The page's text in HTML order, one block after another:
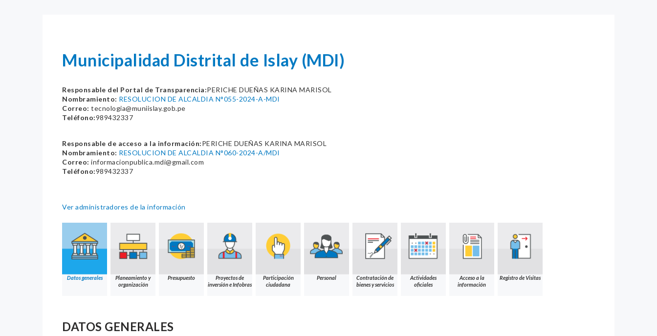
Municipalidad Distrital de Islay (MDI)
Responsable del Portal de Transparencia:PERICHE DUEÑAS KARINA MARISOL
Nombramiento: RESOLUCION DE ALCALDIA N°055-2024-A-MDI
Correo: tecnologia@muniislay.gob.pe
Teléfono:989432337
Responsable de acceso a la información:PERICHE DUEÑAS KARINA MARISOL
Nombramiento: RESOLUCION DE ALCALDIA N°060-2024-A/MDI
Correo: informacionpublica.mdi@gmail.com
Teléfono:989432337
Ver administradores de la información
Datos generales
Planeamiento y
organización
Presupuesto
Proyectos de
inversión e Infobras
Participación
ciudadana
Personal
Contratación de
bienes y servicios
Actividades
oficiales
Acceso a la
información
Registro de Visitas
DATOS GENERALES